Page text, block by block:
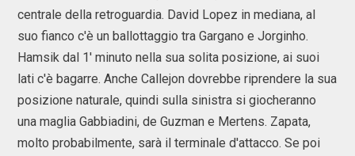
centrale della retroguardia. David Lopez in mediana, al
suo fianco c'è un ballottaggio tra Gargano e Jorginho.
Hamsik dal 1' minuto nella sua solita posizione, ai suoi
lati c'è bagarre. Anche Callejon dovrebbe riprendere la sua
posizione naturale, quindi sulla sinistra si giocheranno
una maglia Gabbiadini, de Guzman e Mertens. Zapata,
molto probabilmente, sarà il terminale d'attacco. Se poi